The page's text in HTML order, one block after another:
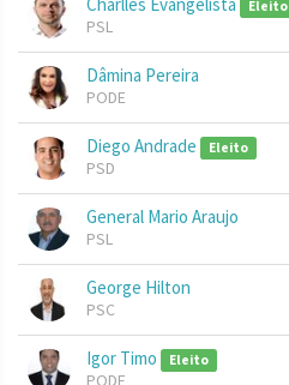
Eleito
PSL
Dâmina Pereira
PODE
Diego Andrade Eleito
PSD
General Mario Araujo
PSL
George Hilton
PSC
Igor Timo Eleito
PODE